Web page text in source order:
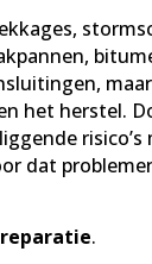
het herstel.
risico’s
dat
.